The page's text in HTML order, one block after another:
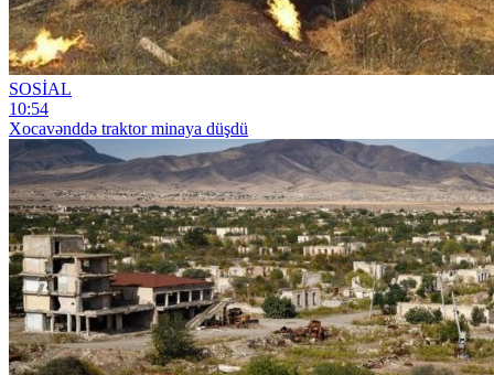
SOSİAL
10:54
Xocavənddə traktor minaya düşdü